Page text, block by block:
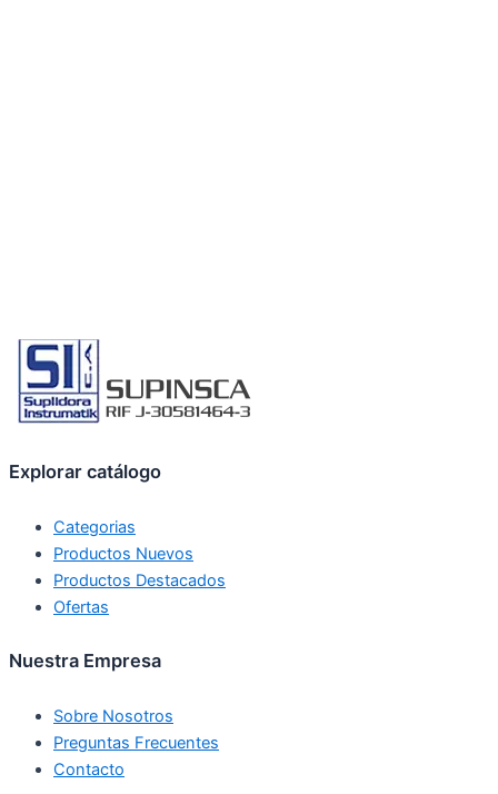
Explorar catálogo
Categorias
Productos Nuevos
Productos Destacados
Ofertas
Nuestra Empresa
Sobre Nosotros
Preguntas Frecuentes
Contacto